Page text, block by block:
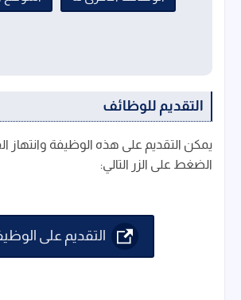
التقديم للوظائف
يمكن التقديم على هذه الوظيفة وانتهاز
الضغط على الزر التالي:
التقديم على